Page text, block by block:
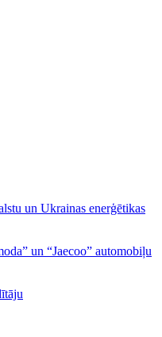
un Ukrainas enerģētikas
un “Jaecoo” automobiļu